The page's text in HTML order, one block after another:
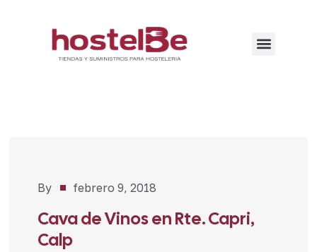
Proyectos,
Restaurantes
By febrero 9, 2018
Cava de Vinos en Rte. Capri,
Calp